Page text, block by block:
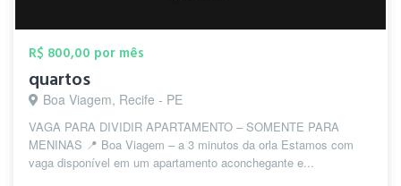
R$ 800,00 por mês
quartos
Boa Viagem, Recife - PE
VAGA PARA DIVIDIR APARTAMENTO – SOMENTE PARA
MENINAS 📍 Boa Viagem – a 3 minutos da orla Estamos com
vaga disponível em um apartamento aconchegante e...